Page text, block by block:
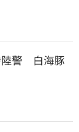
警　白海豚